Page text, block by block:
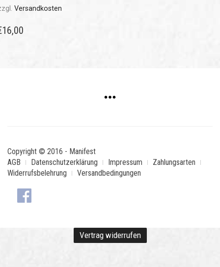
Versandkosten
16,00
Copyright © 2016 - Manifest
AGB
Datenschutzerklärung Impressum
Zahlungsarten
Widerrufsbelehrung
Versandbedingungen
Vertrag widerrufen